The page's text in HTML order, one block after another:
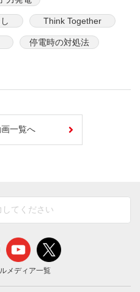
Think Together
停電時の対処法
一覧へ
メディア一覧